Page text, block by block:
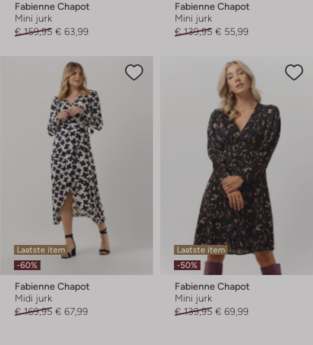
Fabienne Chapot
Mini jurk
€ 159,95 € 63,99
Fabienne Chapot
Mini jurk
€ 139,95 € 55,99
Laatste item
-60%
Fabienne Chapot
Midi jurk
€ 169,95 € 67,99
Laatste item
-50%
Fabienne Chapot
Mini jurk
€ 139,95 € 69,99